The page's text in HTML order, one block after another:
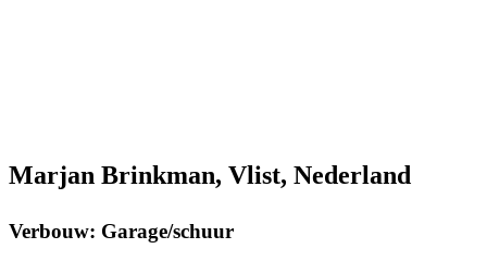
Marjan Brinkman, Vlist, Nederland
Verbouw: Garage/schuur